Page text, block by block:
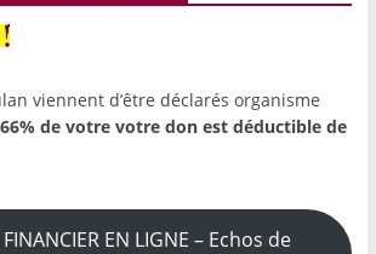
viennent d’être déclarés organisme
66% de votre votre don est déductible de
EN LIGNE – Echos de